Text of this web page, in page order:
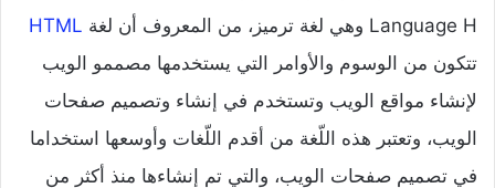
Language H وهي لغة ترميز، من المعروف أن لغة
HTML
تتكون من الوسوم والأوامر التي يستخدمها مصممو الويب
لإنشاء مواقع الويب وتستخدم في إنشاء وتصميم صفحات
الويب، وتعتبر هذه اللّغة من أقدم اللّغات وأوسعها استخداما
في تصميم صفحات الويب، والتي تم إنشاءها منذ أكثر من